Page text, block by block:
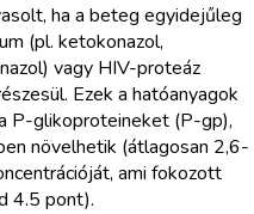
ha a beteg egyidejűleg
(pl. ketokonazol,
vagy HIV-proteáz
Ezek a hatóanyagok
P-glikoproteineket (P-gp),
növelhetik (átlagosan 2,6-
ami fokozott
4.5 pont).